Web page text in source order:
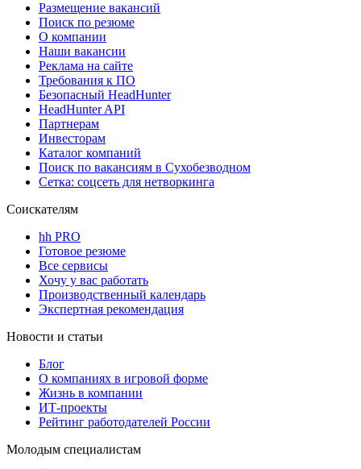
Размещение вакансий
Поиск по резюме
О компании
Наши вакансии
Реклама на сайте
Требования к ПО
Безопасный HeadHunter
HeadHunter API
Партнерам
Инвесторам
Каталог компаний
Поиск по вакансиям в Сухобезводном
Сетка: соцсеть для нетворкинга
Соискателям
hh PRO
Готовое резюме
Все сервисы
Хочу у вас работать
Производственный календарь
Экспертная рекомендация
Новости и статьи
Блог
О компаниях в игровой форме
Жизнь в компании
ИТ-проекты
Рейтинг работодателей России
Молодым специалистам